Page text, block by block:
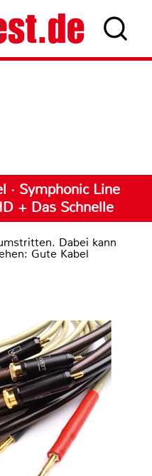
· Symphonic Line
+ Das Schnelle
Dabei kann
Gute Kabel